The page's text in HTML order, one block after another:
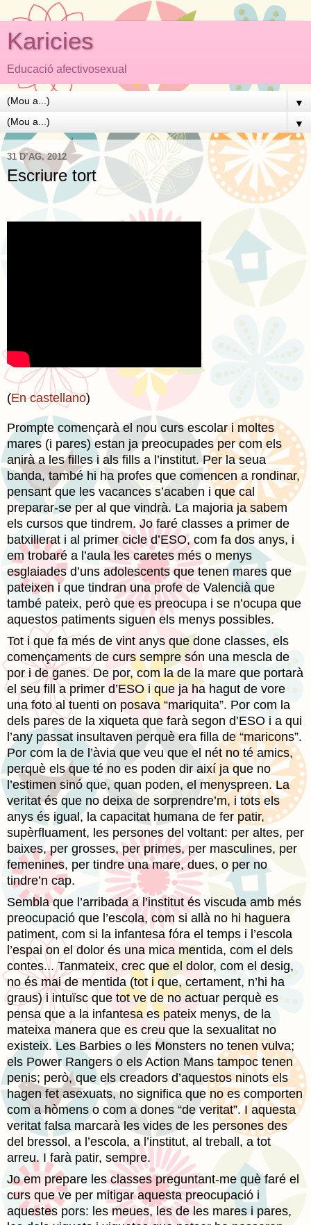
Karicies
Educació afectivosexual
▼
▼
31 D’AG. 2012
Escriure tort
(En castellano)
Prompte començarà el nou curs escolar i moltes
mares (i pares) estan ja preocupades per com els
anirà a les filles i als fills a l’institut. Per la seua
banda, també hi ha profes que comencen a rondinar,
pensant que les vacances s’acaben i que cal
preparar-se per al que vindrà. La majoria ja sabem
els cursos que tindrem. Jo faré classes a primer de
batxillerat i al primer cicle d’ESO, com fa dos anys, i
em trobaré a l’aula les caretes més o menys
esglaiades d’uns adolescents que tenen mares que
pateixen i que tindran una profe de Valencià que
també pateix, però que es preocupa i se n’ocupa que
aquestos patiments siguen els menys possibles.
Tot i que fa més de vint anys que done classes, els
començaments de curs sempre són una mescla de
por i de ganes. De por, com la de la mare que portarà
el seu fill a primer d’ESO i que ja ha hagut de vore
una foto al tuenti on posava “mariquita”. Por com la
dels pares de la xiqueta que farà segon d’ESO i a qui
l’any passat insultaven perquè era filla de “maricons”.
Por com la de l’àvia que veu que el nét no té amics,
perquè els que té no es poden dir així ja que no
l’estimen sinó que, quan poden, el menyspreen. La
veritat és que no deixa de sorprendre’m, i tots els
anys és igual, la capacitat humana de fer patir,
supèrfluament, les persones del voltant: per altes, per
baixes, per grosses, per primes, per masculines, per
femenines, per tindre una mare, dues, o per no
tindre’n cap.
Sembla que l’arribada a l’institut és viscuda amb més
preocupació que l’escola, com si allà no hi haguera
patiment, com si la infantesa fóra el temps i l’escola
l’espai on el dolor és una mica mentida, com el dels
contes... Tanmateix, crec que el dolor, com el desig,
no és mai de mentida (tot i que, certament, n’hi ha
graus) i intuïsc que tot ve de no actuar perquè es
pensa que a la infantesa es pateix menys, de la
mateixa manera que es creu que la sexualitat no
existeix. Les Barbies o les Monsters no tenen vulva;
els Power Rangers o els Action Mans tampoc tenen
penis; però, que els creadors d’aquestos ninots els
hagen fet asexuats, no significa que no es comporten
com a hòmens o com a dones “de veritat”. I aquesta
veritat falsa marcarà les vides de les persones des
del bressol, a l’escola, a l’institut, al treball, a tot
arreu. I farà patir, sempre.
Jo em prepare les classes preguntant-me què faré el
curs que ve per mitigar aquesta preocupació i
aquestes pors: les meues, les de les mares i pares,